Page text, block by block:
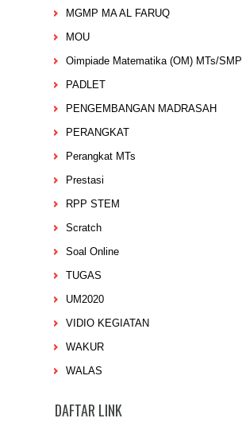
MGMP MA AL FARUQ
MOU
Oimpiade Matematika (OM) MTs/SMP
PADLET
PENGEMBANGAN MADRASAH
PERANGKAT
Perangkat MTs
Prestasi
RPP STEM
Scratch
Soal Online
TUGAS
UM2020
VIDIO KEGIATAN
WAKUR
WALAS
DAFTAR LINK